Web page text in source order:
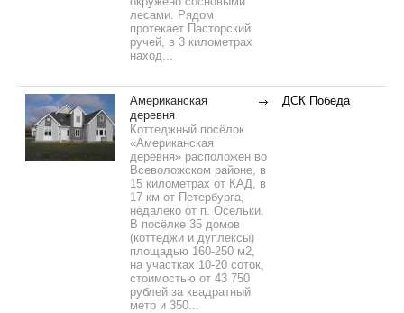
лесами. Рядом
протекает Пасторский
ручей, в 3 километрах
наход...
Американская
деревня
Коттеджный посёлок
«Американская
деревня» расположен во
Всеволожском районе, в
15 километрах от КАД, в
17 км от Петербурга,
недалеко от п. Осельки.
В посёлке 35 домов
(коттеджи и дуплексы)
площадью 160-250 м2,
на участках 10-20 соток,
стоимостью от 43 750
рублей за квадратный
метр и 350...
ДСК Победа